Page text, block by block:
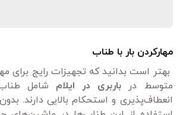
مهارکردن بار با طناب
بهتر است بدانید که تجهیزات رایج برای
متوسط در باربری در ایلام شامل
انعطاف‌پذیری و استحکام بالایی دارند.